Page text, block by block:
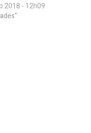
2018 - 12h09